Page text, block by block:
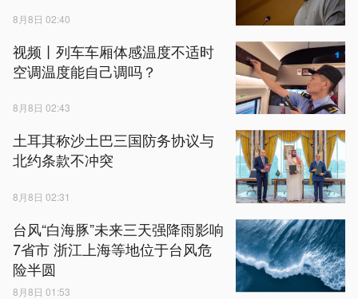
8月8日 02:40
视频丨列车车厢体感温度不适时
空调温度能自己调吗？
8月8日 02:43
土耳其称沙土巴三国防务协议与
北约条款不冲突
8月8日 02:31
台风“白海豚”未来三天强降雨影响
7省市 浙江上海等地位于台风危
险半圆
8月8日 01:53